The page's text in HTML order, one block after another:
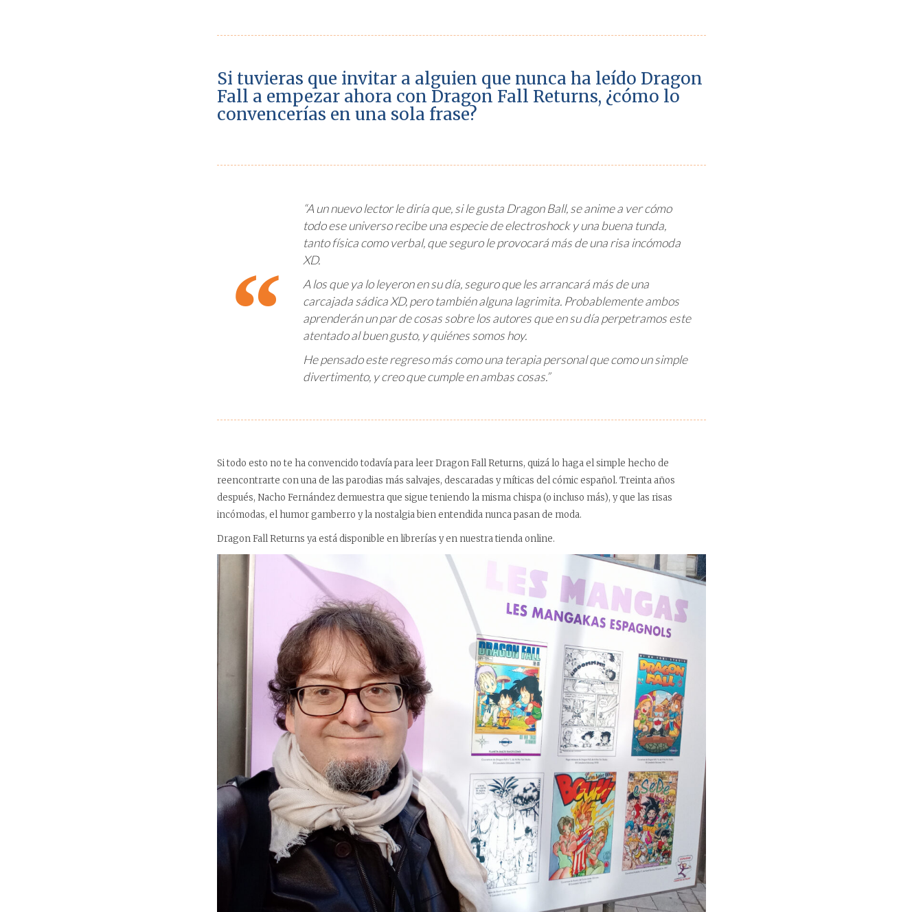
Si tuvieras que invitar a alguien que nunca ha leído Dragon
Fall a empezar ahora con Dragon Fall Returns, ¿cómo lo
convencerías en una sola frase?
“A un nuevo lector le diría que, si le gusta Dragon Ball, se anime a ver cómo
todo ese universo recibe una especie de electroshock y una buena tunda,
tanto física como verbal, que seguro le provocará más de una risa incómoda
XD.
A los que ya lo leyeron en su día, seguro que les arrancará más de una
carcajada sádica XD, pero también alguna lagrimita. Probablemente ambos
aprenderán un par de cosas sobre los autores que en su día perpetramos este
atentado al buen gusto, y quiénes somos hoy.
He pensado este regreso más como una terapia personal que como un simple
divertimento, y creo que cumple en ambas cosas.”
Si todo esto no te ha convencido todavía para leer Dragon Fall Returns, quizá lo haga el simple hecho de
reencontrarte con una de las parodias más salvajes, descaradas y míticas del cómic español. Treinta años
después, Nacho Fernández demuestra que sigue teniendo la misma chispa (o incluso más), y que las risas
incómodas, el humor gamberro y la nostalgia bien entendida nunca pasan de moda.
Dragon Fall Returns ya está disponible en librerías y en nuestra tienda online.